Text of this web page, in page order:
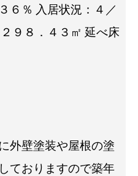
６％ 入居状況：４／
９８．４３㎡ 延べ床
外壁塗装や屋根の塗
ておりますので築年